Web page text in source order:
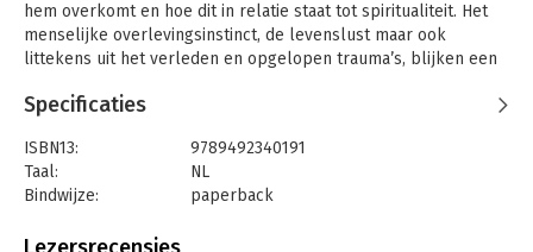
hem overkomt en hoe dit in relatie staat tot spiritualiteit. Het
menselijke overlevingsinstinct, de levenslust maar ook
littekens uit het verleden en opgelopen trauma’s, blijken een
sluit het je af van je gevoelswereld, waardoor de eigen
gefnuikt.
Dat is nu net de te overwinnen paradox, want de oplossing van
die littekens en trauma’s en zaken die je eigenlijk niet echt
Specificaties
ISBN13:
9789492340191
Taal:
NL
Bindwijze:
paperback
Uitgever: